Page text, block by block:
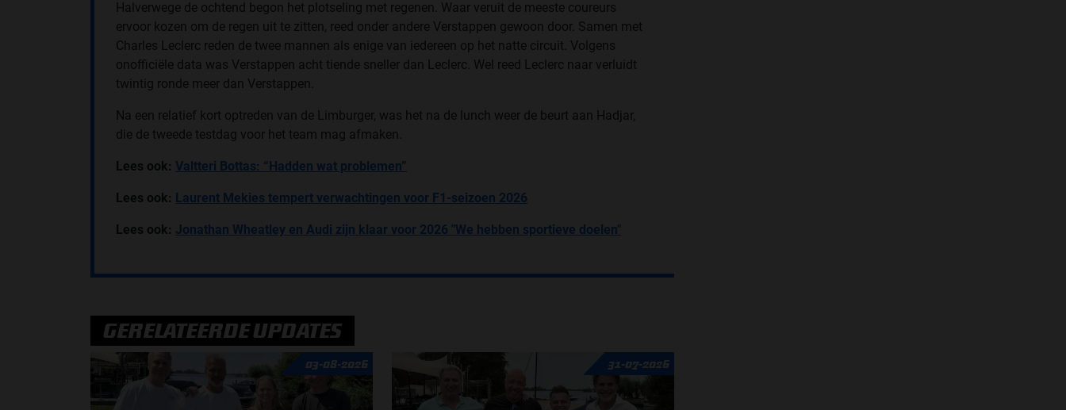
Halverwege de ochtend begon het plotseling met regenen. Waar veruit de meeste coureurs
ervoor kozen om de regen uit te zitten, reed onder andere Verstappen gewoon door. Samen met
Charles Leclerc reden de twee mannen als enige van iedereen op het natte circuit. Volgens
onofficiële data was Verstappen acht tiende sneller dan Leclerc. Wel reed Leclerc naar verluidt
twintig ronde meer dan Verstappen.
Na een relatief kort optreden van de Limburger, was het na de lunch weer de beurt aan Hadjar,
die de tweede testdag voor het team mag afmaken.
Lees ook: Valtteri Bottas: “Hadden wat problemen”
Lees ook: Laurent Mekies tempert verwachtingen voor F1-seizoen 2026
Lees ook: Jonathan Wheatley en Audi zijn klaar voor 2026 "We hebben sportieve doelen"
GERELATEERDE UPDATES
03-08-2026 31-07-2026